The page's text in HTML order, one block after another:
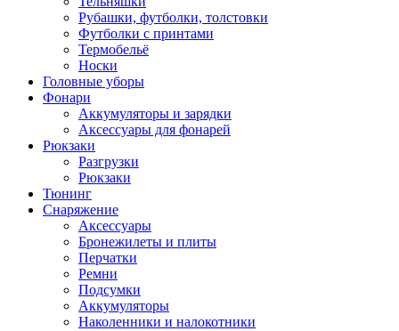
Рубашки, футболки, толстовки
Футболки с принтами
Термобельё
Носки
Головные уборы
Фонари
Аккумуляторы и зарядки
Аксессуары для фонарей
Рюкзаки
Разгрузки
Рюкзаки
Тюнинг
Снаряжение
Аксессуары
Бронежилеты и плиты
Перчатки
Ремни
Подсумки
Аккумуляторы
Наколенники и налокотники